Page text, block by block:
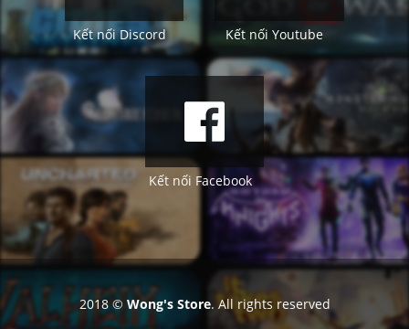
Kết nối Discord Kết nối Youtube
Kết nối Facebook
2018 © Wong's Store. All rights reserved